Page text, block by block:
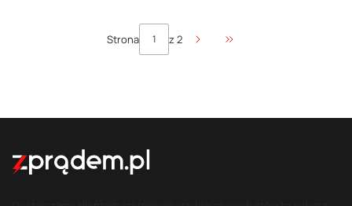
Strona z 2
Przejdź do ostatniej